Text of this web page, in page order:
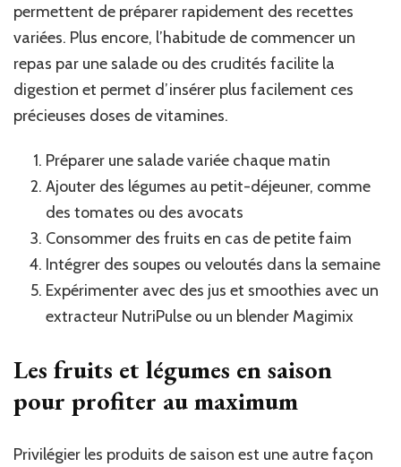
permettent de préparer rapidement des recettes
variées. Plus encore, l’habitude de commencer un
repas par une salade ou des crudités facilite la
digestion et permet d’insérer plus facilement ces
précieuses doses de vitamines.
Préparer une salade variée chaque matin
Ajouter des légumes au petit-déjeuner, comme
des tomates ou des avocats
Consommer des fruits en cas de petite faim
Intégrer des soupes ou veloutés dans la semaine
Expérimenter avec des jus et smoothies avec un
extracteur NutriPulse ou un blender Magimix
Les fruits et légumes en saison
pour profiter au maximum
Privilégier les produits de saison est une autre façon